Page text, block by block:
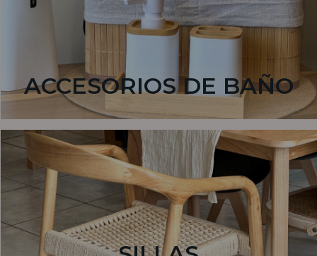
ACCESORIOS DE BAÑO